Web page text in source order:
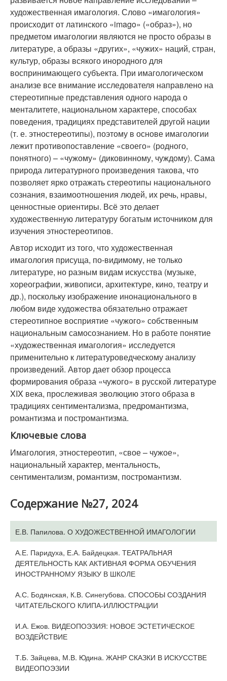
художественная имагология. Слово «имагология»
происходит от латинского «imago» («образ»), но
предметом имагологии являются не просто образы в
литературе, а образы «других», «чужих» наций, стран,
культур, образы всякого инородного для
воспринимающего субъекта. При имагологическом
анализе все внимание исследователя направлено на
стереотипные представления одного народа о
менталитете, национальном характере, способах
поведения, традициях представителей другой нации
(т. е. этностереотипы), поэтому в основе имагологии
лежит противопоставление «своего» (родного,
понятного) – «чужому» (диковинному, чуждому). Сама
природа литературного произведения такова, что
позволяет ярко отражать стереотипы национального
сознания, взаимоотношения людей, их речь, нравы,
ценностные ориентиры. Всё это делает
художественную литературу богатым источником для
изучения этностереотипов.
Автор исходит из того, что художественная
имагология присуща, по-видимому, не только
литературе, но разным видам искусства (музыке,
хореографии, живописи, архитектуре, кино, театру и
др.), поскольку изображение инонационального в
любом виде художества обязательно отражает
стереотипное восприятие «чужого» собственным
национальным самосознанием. Но в работе понятие
«художественная имагология» исследуется
применительно к литературоведческому анализу
произведений. Автор дает обзор процесса
формирования образа «чужого» в русской литературе
XIX века, прослеживая эволюцию этого образа в
традициях сентиментализма, предромантизма,
романтизма и постромантизма.
Ключевые слова
Имагология, этностереотип, «свое – чужое»,
национальный характер, ментальность,
сентиментализм, романтизм, постромантизм.
Содержание №27, 2024
Е.В. Папилова. О ХУДОЖЕСТВЕННОЙ ИМАГОЛОГИИ
А.Е. Паридуха, Е.А. Байдецкая. ТЕАТРАЛЬНАЯ
ДЕЯТЕЛЬНОСТЬ КАК АКТИВНАЯ ФОРМА ОБУЧЕНИЯ
ИНОСТРАННОМУ ЯЗЫКУ В ШКОЛЕ
А.С. Бодянская, К.В. Синегубова. СПОСОБЫ СОЗДАНИЯ
ЧИТАТЕЛЬСКОГО КЛИПА-ИЛЛЮСТРАЦИИ
И.А. Ежов. ВИДЕОПОЭЗИЯ: НОВОЕ ЭСТЕТИЧЕСКОЕ
ВОЗДЕЙСТВИЕ
Т.Б. Зайцева, М.В. Юдина. ЖАНР СКАЗКИ В ИСКУССТВЕ
ВИДЕОПОЭЗИИ